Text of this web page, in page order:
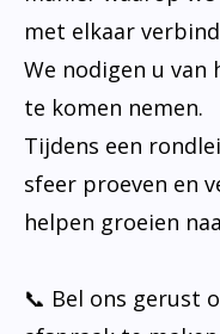
met elkaar
We nodigen u van
te komen nemen.
Tijdens een
sfeer proeven en
helpen groeien
📞 Bel ons gerust